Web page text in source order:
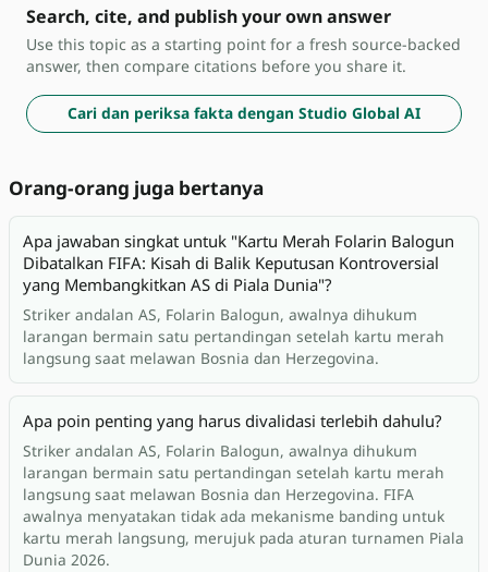
Search, cite, and publish your own answer
Use this topic as a starting point for a fresh source-backed
answer, then compare citations before you share it.
Cari dan periksa fakta dengan Studio Global AI
Orang-orang juga bertanya
Apa jawaban singkat untuk "Kartu Merah Folarin Balogun
Dibatalkan FIFA: Kisah di Balik Keputusan Kontroversial
yang Membangkitkan AS di Piala Dunia"?
Striker andalan AS, Folarin Balogun, awalnya dihukum
larangan bermain satu pertandingan setelah kartu merah
langsung saat melawan Bosnia dan Herzegovina.
Apa poin penting yang harus divalidasi terlebih dahulu?
Striker andalan AS, Folarin Balogun, awalnya dihukum
larangan bermain satu pertandingan setelah kartu merah
langsung saat melawan Bosnia dan Herzegovina. FIFA
awalnya menyatakan tidak ada mekanisme banding untuk
kartu merah langsung, merujuk pada aturan turnamen Piala
Dunia 2026.